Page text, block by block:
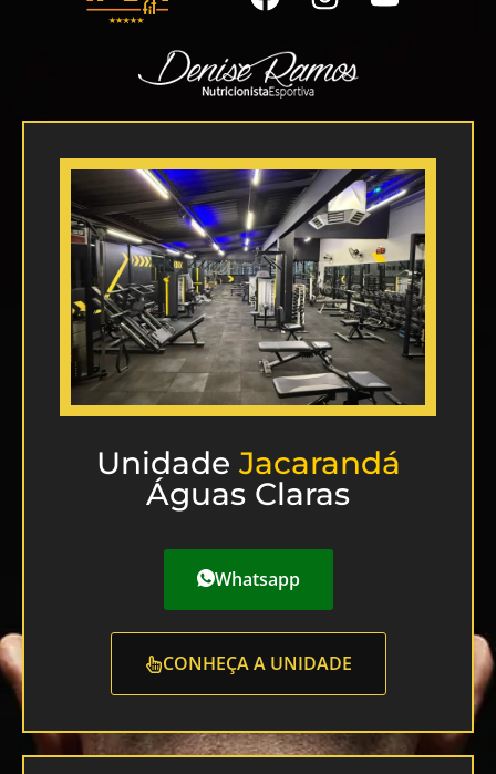
Unidade Jacarandá
Águas Claras
Whatsapp
CONHEÇA A UNIDADE